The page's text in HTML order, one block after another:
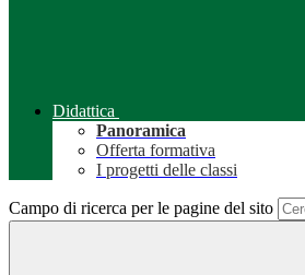
Didattica
Panoramica
Offerta formativa
I progetti delle classi
Campo di ricerca per le pagine del sito